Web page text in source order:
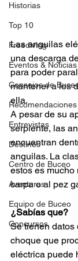
Historias
Top 10
Freediving
Eventos & Noticias
Consejos de
Recomendaciones
Entrevistas
Destinos
Centro de Buceo
Aventuras
Equipo de Buceo
Concursos
Las anguilas
una descarga
para poder
mantener a los
ella.
A pesar de su
serpiente, las
encuentran
anguilas. La
estos es mucho
carpa o al pez
¿Sabías que?
Se tienen datos
choque que
eléctrica puede